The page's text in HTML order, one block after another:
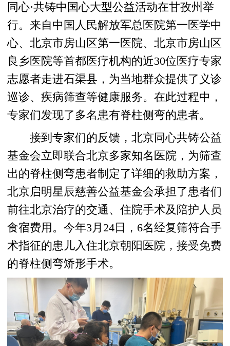
同心·共铸中国心大型公益活动在甘孜州举
行。来自中国人民解放军总医院第一医学中
心、北京市房山区第一医院、北京市房山区
良乡医院等首都医疗机构的近30位医疗专家
志愿者走进石渠县，为当地群众提供了义诊
巡诊、疾病筛查等健康服务。在此过程中，
专家们发现了多名患有脊柱侧弯的患者。
接到专家们的反馈，北京同心共铸公益
基金会立即联合北京多家知名医院，为筛查
出的脊柱侧弯患者制定了详细的救助方案，
北京启明星辰慈善公益基金会承担了患者们
前往北京治疗的交通、住院手术及陪护人员
食宿费用。今年3月24日，6名经复筛符合手
术指征的患儿入住北京朝阳医院，接受免费
的脊柱侧弯矫形手术。